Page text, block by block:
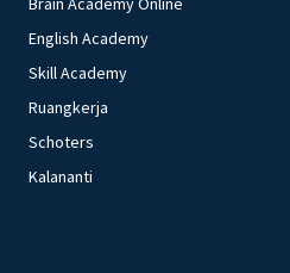
English Academy
Skill Academy
Ruangkerja
Schoters
Kalananti